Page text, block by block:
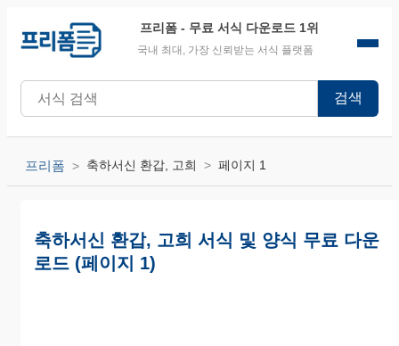
프리폼 - 무료 서식 다운로드 1위
국내 최대, 가장 신뢰받는 서식 플랫폼
검색
프리폼 축하서신 환갑, 고희 페이지 1
축하서신 환갑, 고희 서식 및 양식 무료 다운
로드 (페이지 1)